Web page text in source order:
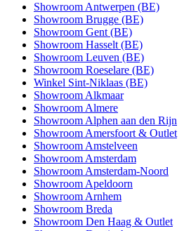
Showroom Antwerpen (BE)
Showroom Brugge (BE)
Showroom Gent (BE)
Showroom Hasselt (BE)
Showroom Leuven (BE)
Showroom Roeselare (BE)
Winkel Sint-Niklaas (BE)
Showroom Alkmaar
Showroom Almere
Showroom Alphen aan den Rijn
Showroom Amersfoort & Outlet
Showroom Amstelveen
Showroom Amsterdam
Showroom Amsterdam-Noord
Showroom Apeldoorn
Showroom Arnhem
Showroom Breda
Showroom Den Haag & Outlet